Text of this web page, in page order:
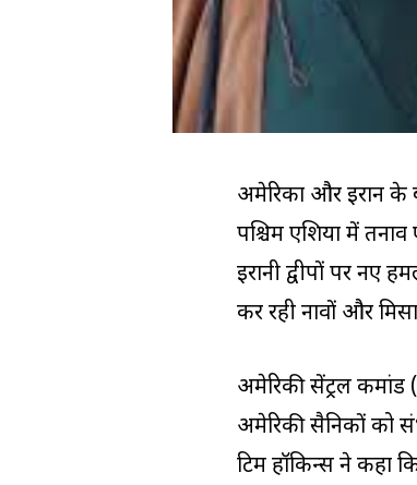
अमेरिका और ईरान के
पश्चिम एशिया में
ईरानी द्वीपों पर नए
कर रही नावों और
अमेरिकी सेंट्रल कमांड
अमेरिकी सैनिकों को
टिम हॉकिन्स ने कहा